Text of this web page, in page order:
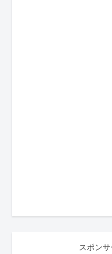
スポン